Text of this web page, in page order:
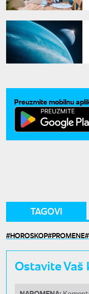
Preuzmite mobilnu
TAGOVI
HOROSKOP PROMENE
Ostavite Vaš